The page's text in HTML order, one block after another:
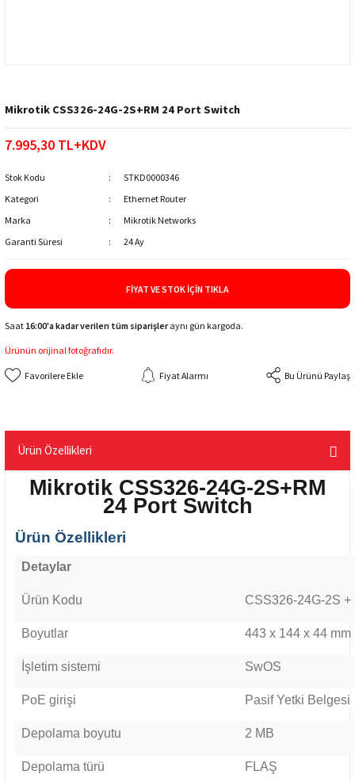
Mikrotik CSS326-24G-2S+RM 24 Port Switch
7.995,30 TL+KDV
Stok Kodu
STKD0000346
Kategori
Ethernet Router
Marka
Mikrotik Networks
Garanti Süresi
24 Ay
FIYAT VE STOK İÇIN TIKLA
Saat 16:00'a kadar verilen tüm siparişleraynı gün kargoda.
Ürünün orijinal fotoğrafıdır.
Fiyat Alarmı Bu Ürünü Paylaş
Ürün Özellikleri
Mikrotik CSS326-24G-2S+RM
24 Port Switch
Ürün Özellikleri
Detaylar
Ürün Kodu CSS326-24G-2S +
Boyutlar 443 x 144 x 44 mm
İşletim sistemi SwOS
PoE girişi Pasif Yetki Belgesi
Depolama boyutu 2 MB
Depolama türü FLAŞ